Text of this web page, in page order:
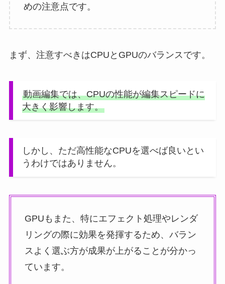
めの注意点です。
まず、注意すべきはCPUとGPUのバランスです。
動画編集では、CPUの性能が編集スピードに
大きく影響します。
しかし、ただ高性能なCPUを選べば良いとい
うわけではありません。
GPUもまた、特にエフェクト処理やレンダ
リングの際に効果を発揮するため、バラン
スよく選ぶ方が成果が上がることが分かっ
ています。